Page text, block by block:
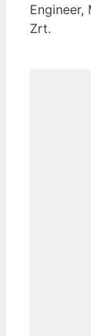
Engineer,
Zrt.